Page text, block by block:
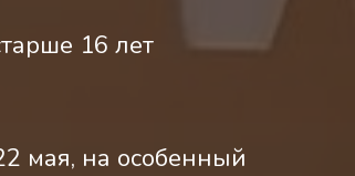
16 лет
мая, на особенный